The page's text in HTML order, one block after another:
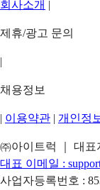
회사소개 |
제휴/광고 문의
|
채용정보
| 이용약관 | 개인정
㈜아이트럭 ｜ 대표
대표 이메일 :
사업자등록번호 :